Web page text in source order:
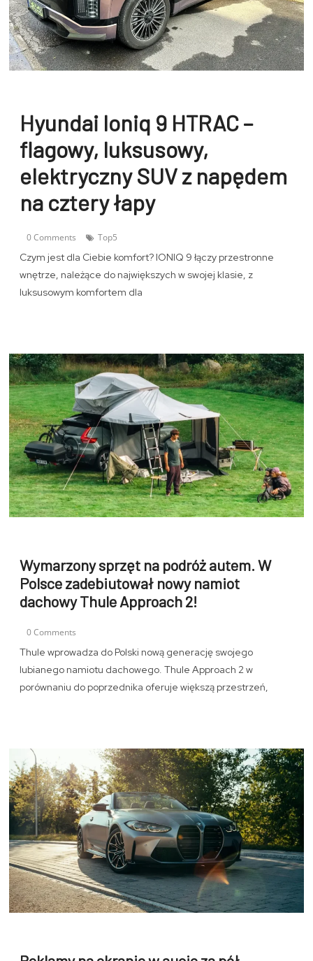
Hyundai Ioniq 9 HTRAC –
flagowy, luksusowy,
elektryczny SUV z napędem
na cztery łapy
0 Comments Top5
Czym jest dla Ciebie komfort? IONIQ 9 łączy przestronne
wnętrze, należące do największych w swojej klasie, z
luksusowym komfortem dla
Wymarzony sprzęt na podróż autem. W
Polsce zadebiutował nowy namiot
dachowy Thule Approach 2!
0 Comments
Thule wprowadza do Polski nową generację swojego
lubianego namiotu dachowego. Thule Approach 2 w
porównaniu do poprzednika oferuje większą przestrzeń,